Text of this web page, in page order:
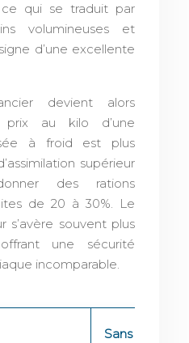
ce qui se traduit par
volumineuses et
d’une excellente
devient alors
au kilo d’une
à froid est plus
supérieur
des rations
de 20 à 30%. Le
s’avère souvent plus
une sécurité
incomparable.
Sans